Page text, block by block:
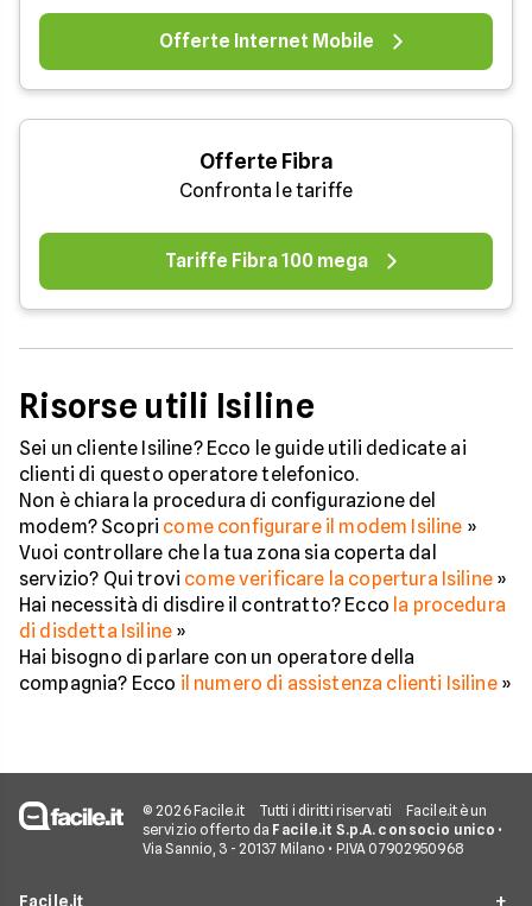
Offerte Internet Mobile
Offerte Fibra
Confronta le tariffe
Tariffe Fibra 100 mega
Risorse utili Isiline
Sei un cliente Isiline? Ecco le guide utili dedicate ai
clienti di questo operatore telefonico.
Non è chiara la procedura di configurazione del
modem? Scopri come configurare il modem Isiline »
Vuoi controllare che la tua zona sia coperta dal
servizio? Qui trovi come verificare la copertura Isiline»
Hai necessità di disdire il contratto? Ecco la procedura
di disdetta Isiline »
Hai bisogno di parlare con un operatore della
compagnia? Ecco il numero di assistenza clienti Isiline»
© 2026 Facile.it Tutti i diritti riservati
Facile.it è un
servizio offerto da Facile.it S.p.A. con socio unico •
Via Sannio, 3 - 20137 Milano • P.IVA 07902950968
Facile.it